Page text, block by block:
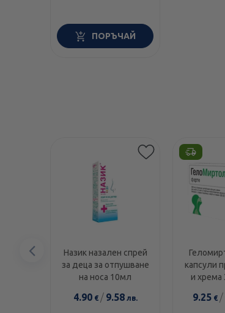
ПОРЪЧАЙ
Назик назален спрей
за деца за отпушване
на носа 10мл
4.90€ / 9.58лв.
капсули
и хрема
9.25 € /
Предишен
елемент